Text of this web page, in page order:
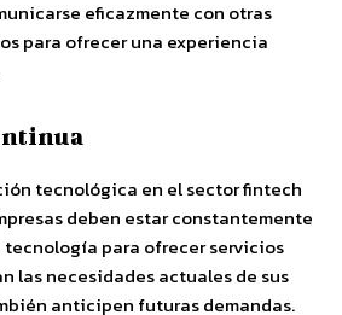
eficazmente con otras
para ofrecer una experiencia
tecnológica en el sector fintech
deben estar constantemente
para ofrecer servicios
las necesidades actuales de sus
anticipen futuras demandas.